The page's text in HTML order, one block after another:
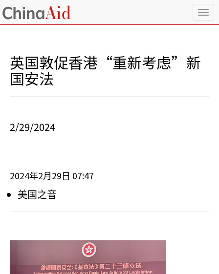
T
o
英国敦促香港“重新考虑”新
国安法
2/29/2024
2024年2月 29 日 07:47
美国之音